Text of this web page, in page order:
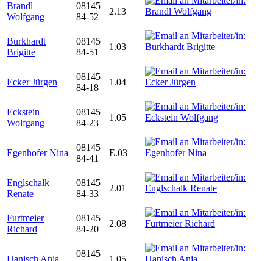
Brandl
Wolfgang
08145
84-52
2.13
Burkhardt
Brigitte
08145
84-51
1.03
Ecker Jürgen
08145
84-18
1.04
Eckstein
Wolfgang
08145
84-23
1.05
Egenhofer Nina
08145
84-41
E.03
Englschalk
Renate
08145
84-33
2.01
Furtmeier
Richard
08145
84-20
2.08
08145